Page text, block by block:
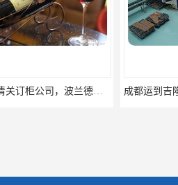
成都运到吉隆口岸物流运输，成都到西藏物流